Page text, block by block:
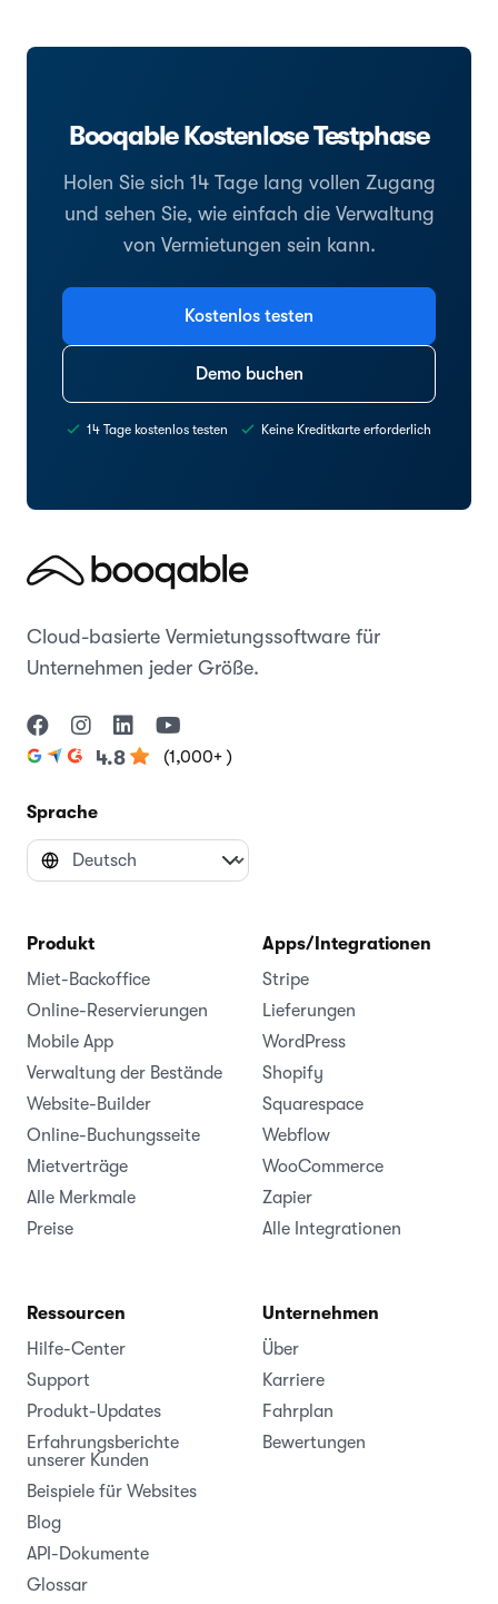
Booqable Kostenlose Testphase
Holen Sie sich 14 Tage lang vollen Zugang
und sehen Sie, wie einfach die Verwaltung
von Vermietungen sein kann.
Kostenlos testen
Demo buchen
14 Tage kostenlos testen Keine Kreditkarte erforderlich
Cloud-basierte Vermietungssoftware für
Unternehmen jeder Größe.
4.8 (1,000+ )
Sprache
Produkt
Miet-Backoffice
Online-Reservierungen
Mobile App
Verwaltung der Bestände
Website-Builder
Online-Buchungsseite
Mietverträge
Alle Merkmale
Preise
Apps/Integrationen
Stripe
Lieferungen
WordPress
Shopify
Squarespace
Webflow
WooCommerce
Zapier
Alle Integrationen
Ressourcen
Hilfe-Center
Support
Produkt-Updates
Erfahrungsberichte
unserer Kunden
Beispiele für Websites
Blog
API-Dokumente
Glossar
Unternehmen
Über
Karriere
Fahrplan
Bewertungen